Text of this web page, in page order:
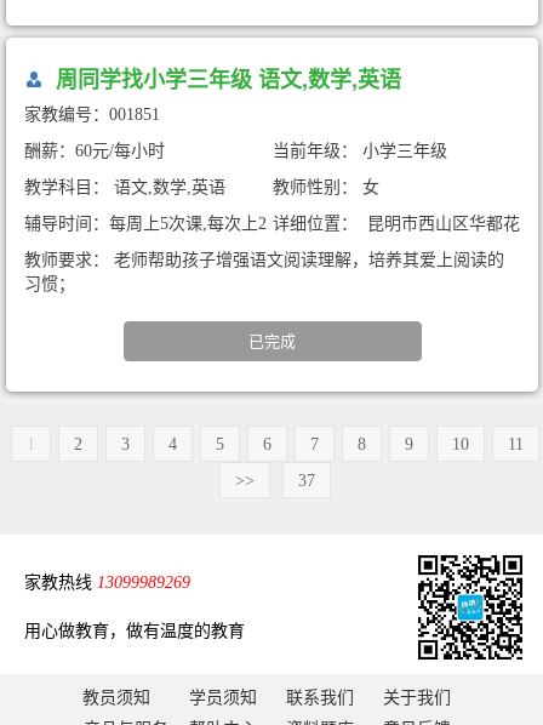
周同学找小学三年级 语文,数学,英语
家教编号：001851
酬薪：60元/每小时
当前年级： 小学三年级
教学科目： 语文,数学,英语
教师性别： 女
辅导时间：每周上5次课,每次上2
小时
详细位置： 昆明市西山区华都花
园b区（暑期家教）
教师要求： 老师帮助孩子增强语文阅读理解，培养其爱上阅读的
习惯；
已完成
2 3 4 5 6 7 8 9 10
11
>>
37
家教热线 13099989269
用心做教育，做有温度的教育
教员须知 学员须知 联系我们
关于我们